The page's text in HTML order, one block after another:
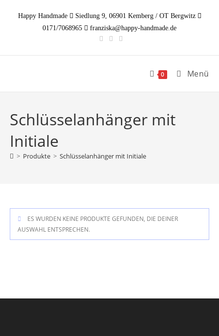
InhaltHappy Handmade
Siedlung 9, 06901 Kemberg / OT Bergwitz
0171/7068965
franziska@happy-handmade.de
0 Menü
Schlüsselanhänger mit
Initiale
> Produkte > Schlüsselanhänger mit Initiale
ES WURDEN KEINE PRODUKTE GEFUNDEN, DIE DEINER
AUSWAHL ENTSPRECHEN.